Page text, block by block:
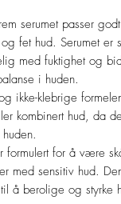
serumet passer
og fet hud. Serumet
med fuktighet og
i huden.
ikke-klebrige
kombinert hud, da
formulert for å være
med sensitiv hud.
å berolige og styrke